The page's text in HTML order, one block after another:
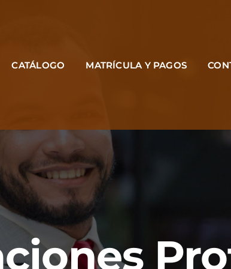
CATÁLOGO MATRÍCULA Y PAGOS